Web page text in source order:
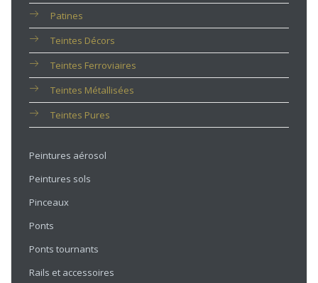
Patines
Teintes Décors
Teintes Ferroviaires
Teintes Métallisées
Teintes Pures
Peintures aérosol
Peintures sols
Pinceaux
Ponts
Ponts tournants
Rails et accessoires